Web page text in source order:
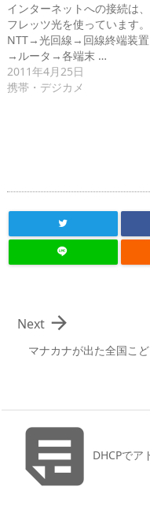
インターネットへの接続は、
フレッツ光を使っています。
NTT→光回線→回線終端装置
→ルータ→各端末 …
2011年4月25日
携帯・デジカメ
マナカナが出た全国こ

Next
DHCPでア